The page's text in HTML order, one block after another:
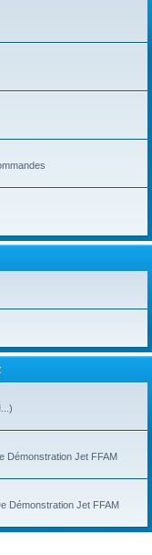
Démonstration Jet FFAM
Démonstration Jet FFAM